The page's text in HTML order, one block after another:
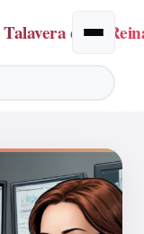
de laAlternar